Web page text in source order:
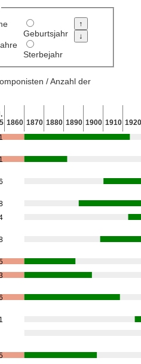
Geburtsjahr
Sterbejahr
/ Anzahl der
1860 1870 1880 1890 1900 1910 1920